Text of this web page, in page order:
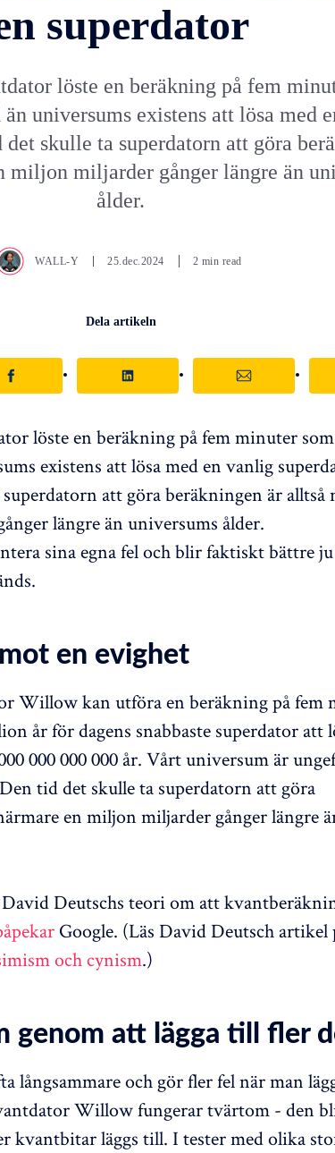
superdator
löste en beräkning på fem
universums existens att lösa med
det skulle ta superdatorn att göra
miljon miljarder gånger längre än
ålder.
WALL-Y 25.dec.2024 2 min read
Dela artikeln
löste en beräkning på fem minuter
existens att lösa med en vanlig
att göra beräkningen är alltså
längre än universums ålder.
sina egna fel och blir faktiskt bättre
en evighet
Willow kan utföra en beräkning på fem
år för dagens snabbaste superdator att
000 000 000 år. Vårt universum är
tid det skulle ta superdatorn att göra
en miljon miljarder gånger längre
Deutschs teori om att
Google. (Läs David Deutsch
och cynism.)
genom att lägga till fler
långsammare och gör fler fel när man
Willow fungerar tvärtom - den
kvantbitar läggs till. I tester med olika